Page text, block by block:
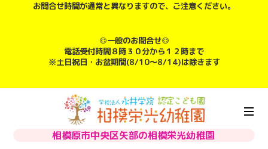
お問合せ時間が通常と異なりますので、ご注意ください。
◎一般のお問合せ◎
電話受付時間８時３０分から１２時まで
※土日祝日・お盆期間(8/10～8/14)は除きます
相模原市中央区矢部の相模栄光幼稚園